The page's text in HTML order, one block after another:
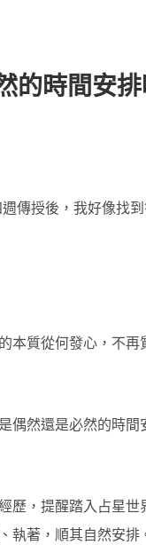
的時間安
傳授後，我好像找
本質從何發心，不再
偶然還是必然的時間
歷，提醒踏入占星世
執著，順其自然安排